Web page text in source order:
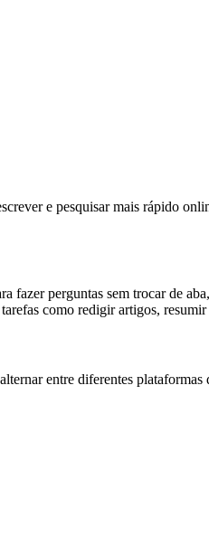
e pesquisar mais rápido
perguntas sem trocar de
como redigir artigos,
entre diferentes plataformas